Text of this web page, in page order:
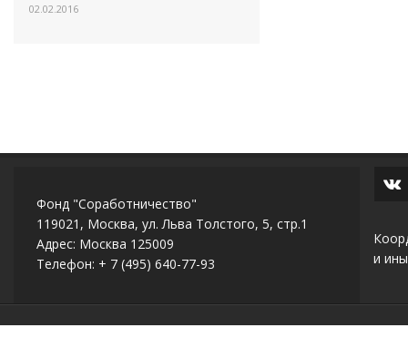
02.02.2016
Фонд "Соработничество"
119021, Москва, ул. Льва Толстого, 5, стр.1
Адрес: Москва 125009
Телефон: + 7 (495) 640-77-93
и